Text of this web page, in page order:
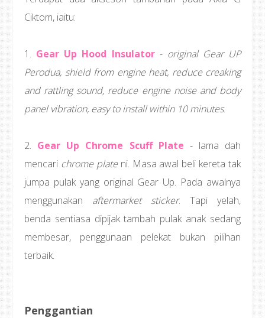
Ciktom, iaitu:
1. Gear Up Hood Insulator- original Gear UP
Perodua, shield from engine heat, reduce creaking
and rattling sound, reduce engine noise and body
panel vibration, easy to install within 10 minutes.
2. Gear Up Chrome Scuff Plate - lama dah
mencari chrome plateni. Masa awal beli kereta tak
jumpa pulak yang original Gear Up. Pada awalnya
menggunakan aftermarket sticker. Tapi yelah,
benda sentiasa dipijak tambah pulak anak sedang
membesar, penggunaan pelekat bukan pilihan
terbaik.
Penggantian